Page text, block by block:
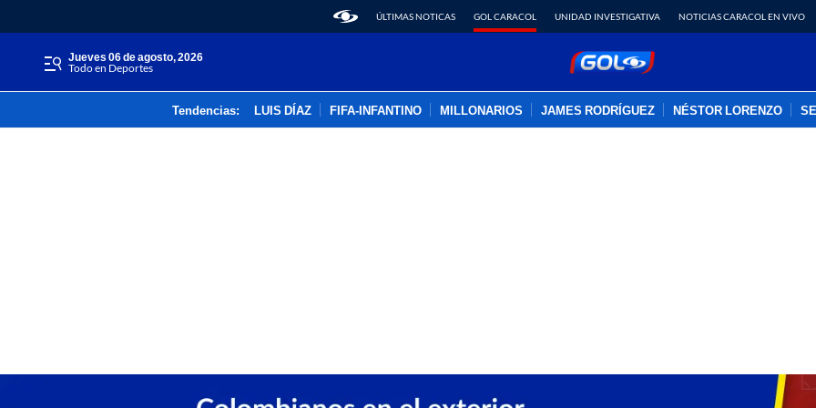
ÚLTIMAS NOTICAS GOL CARACOL UNIDAD INVESTIGATIVA NOTICIAS CARACOL EN VIVO
jueves 06 de agosto, 2026
Todo en Deportes
Tendencias: LUIS DÍAZ FIFA-INFANTINO MILLONARIOS JAMES RODRÍGUEZ NÉSTOR LORENZO